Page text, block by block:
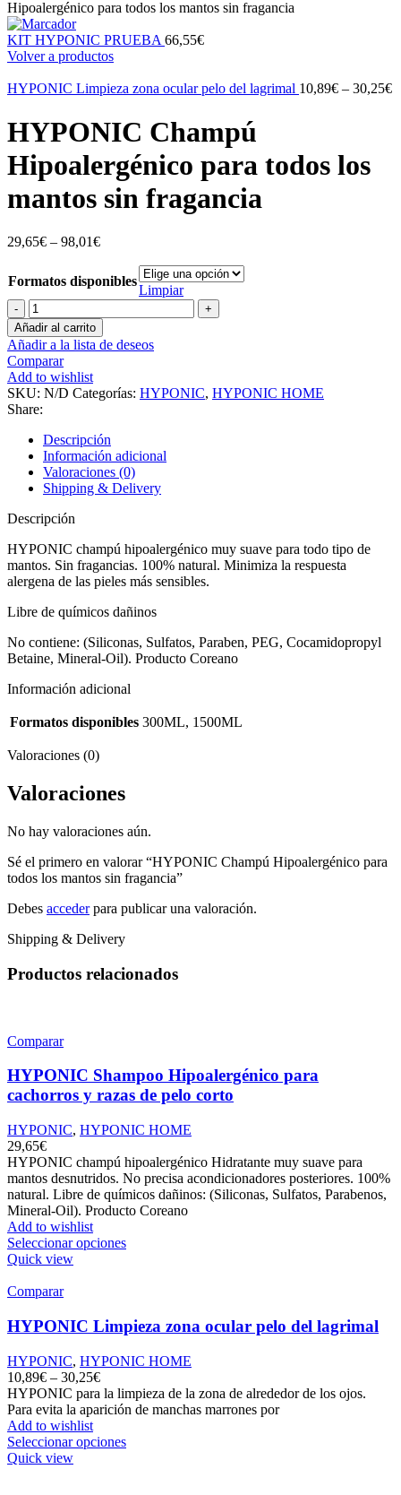
Hipoalergénico para todos los mantos sin fragancia
KIT HYPONIC PRUEBA 66,55€
Volver a productos
HYPONIC Limpieza zona ocular pelo del lagrimal 10,89€ – 30,25€
HYPONIC Champú
Hipoalergénico para todos los
mantos sin fragancia
29,65€ – 98,01€
Formatos disponibles
Limpiar
HYPONIC
Champú
Hipoalergénico
para
todos
los
mantos
sin
fragancia
cantidad
Añadir al carrito
Añadir a la lista de deseos
Comparar
Add to wishlist
SKU: N/D Categorías: HYPONIC, HYPONIC HOME
Share:
Descripción
Información adicional
Valoraciones (0)
Shipping & Delivery
Descripción
HYPONIC champú hipoalergénico muy suave para todo tipo de
mantos. Sin fragancias. 100% natural. Minimiza la respuesta
alergena de las pieles más sensibles.
Libre de químicos dañinos
No contiene: (Siliconas, Sulfatos, Paraben, PEG, Cocamidopropyl
Betaine, Mineral-Oil). Producto Coreano
Información adicional
Formatos disponibles 300ML, 1500ML
Valoraciones (0)
Valoraciones
No hay valoraciones aún.
Sé el primero en valorar “HYPONIC Champú Hipoalergénico para
todos los mantos sin fragancia”
Debes accederpara publicar una valoración.
Shipping & Delivery
Productos relacionados
Comparar
HYPONIC Shampoo Hipoalergénico para
cachorros y razas de pelo corto
HYPONIC, HYPONIC HOME
29,65€
HYPONIC champú hipoalergénico Hidratante muy suave para
mantos desnutridos. No precisa acondicionadores posteriores. 100%
natural. Libre de químicos dañinos: (Siliconas, Sulfatos, Parabenos,
Mineral-Oil). Producto Coreano
Add to wishlist
Seleccionar opciones
Quick view
Comparar
HYPONIC Limpieza zona ocular pelo del lagrimal
HYPONIC, HYPONIC HOME
10,89€ – 30,25€
HYPONIC para la limpieza de la zona de alrededor de los ojos.
Para evita la aparición de manchas marrones por
Add to wishlist
Seleccionar opciones
Quick view